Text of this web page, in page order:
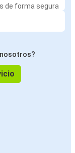
de forma segura
nosotros?